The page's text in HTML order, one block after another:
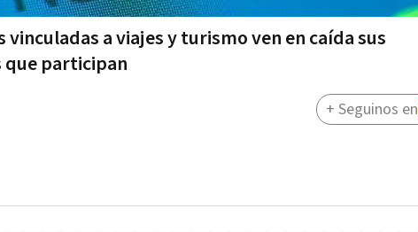
a viajes y turismo ven en caída sus
que participan
+ Seguinos en